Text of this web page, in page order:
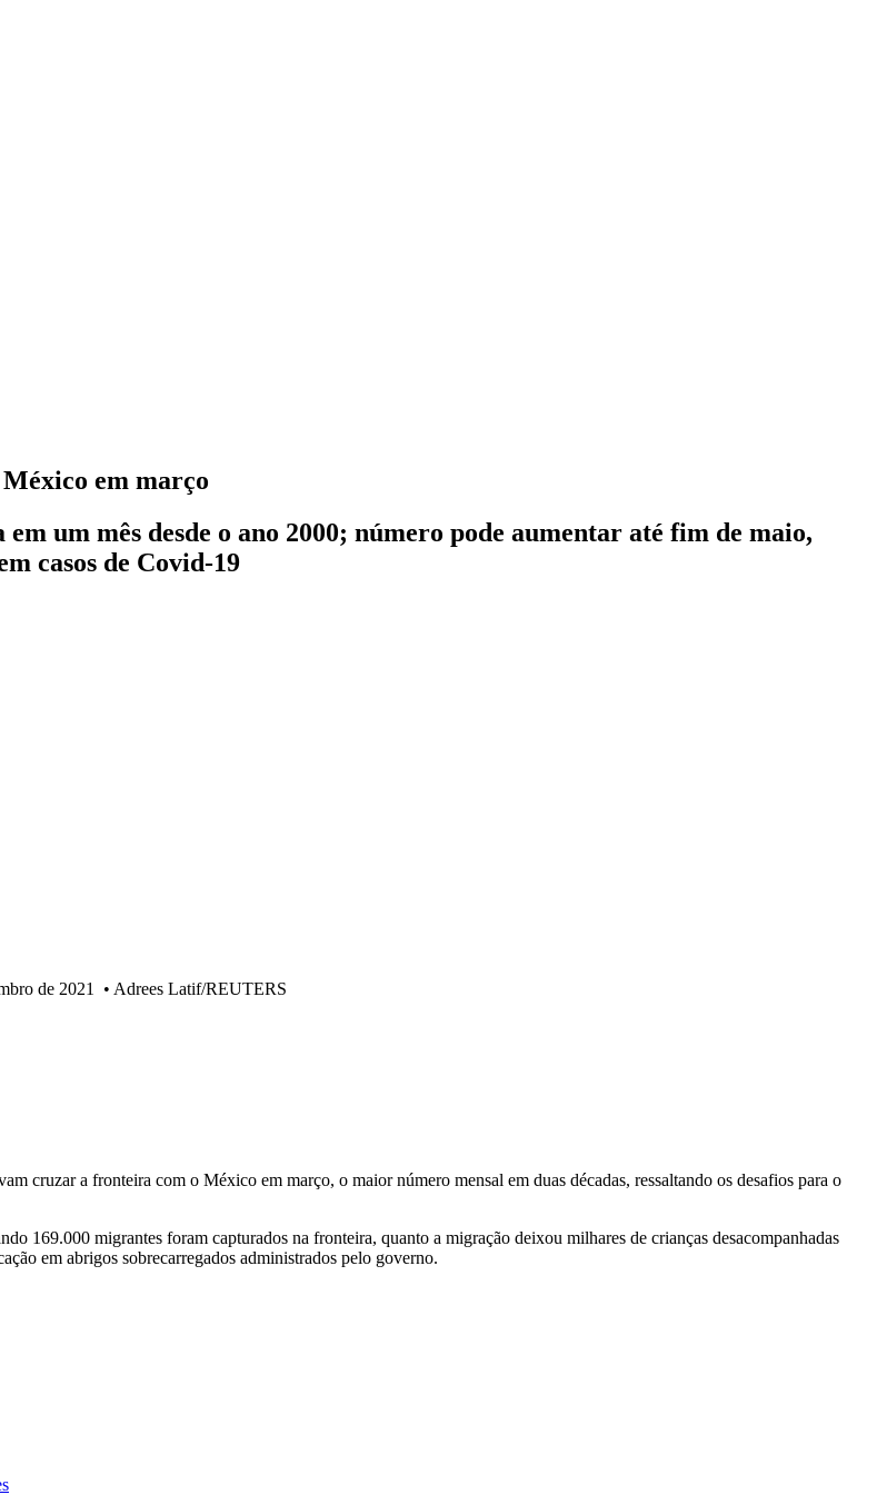
em março
um mês desde o ano 2000; número pode aumentar até fim de maio,
casos de Covid-19
de 2021 • Adrees Latif/REUTERS
cruzar a fronteira com o México em março, o maior número mensal em duas décadas, ressaltando os desafios para o
169.000 migrantes foram capturados na fronteira, quanto a migração deixou milhares de crianças desacompanhadas
em abrigos sobrecarregados administrados pelo governo.